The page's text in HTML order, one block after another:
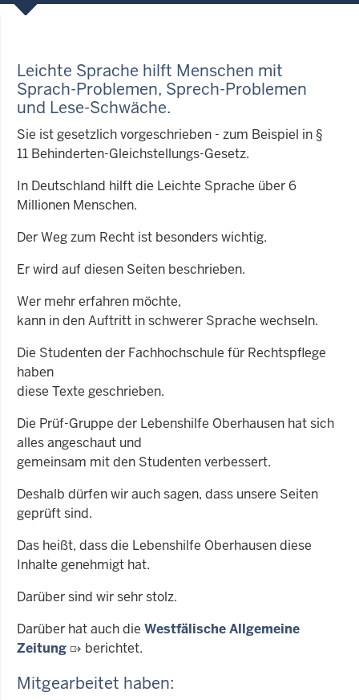
Leichte Sprache hilft Menschen mit
Sprach-Problemen, Sprech-Problemen
und Lese-Schwäche.
Sie ist gesetzlich vorgeschrieben - zum Beispiel in §
11 Behinderten-Gleichstellungs-Gesetz.
In Deutschland hilft die Leichte Sprache über 6
Millionen Menschen.
Der Weg zum Recht ist besonders wichtig.
Er wird auf diesen Seiten beschrieben.
Wer mehr erfahren möchte,
kann in den Auftritt in schwerer Sprache wechseln.
Die Studenten der Fachhochschule für Rechtspflege
haben
diese Texte geschrieben.
Die Prüf-Gruppe der Lebenshilfe Oberhausen hat sich
alles angeschaut und
gemeinsam mit den Studenten verbessert.
Deshalb dürfen wir auch sagen, dass unsere Seiten
geprüft sind.
Das heißt, dass die Lebenshilfe Oberhausen diese
Inhalte genehmigt hat.
Darüber sind wir sehr stolz.
Darüber hat auch die Westfälische Allgemeine
Zeitung
berichtet.
Mitgearbeitet haben: